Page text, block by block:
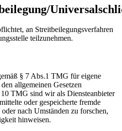
an Streitbeilegungsverfahren
teilzunehmen.
§ 7 Abs.1 TMG für eigene
allgemeinen Gesetzen
TMG sind wir als Diensteanbieter
oder gespeicherte fremde
nach Umständen zu forschen,
hinweisen.